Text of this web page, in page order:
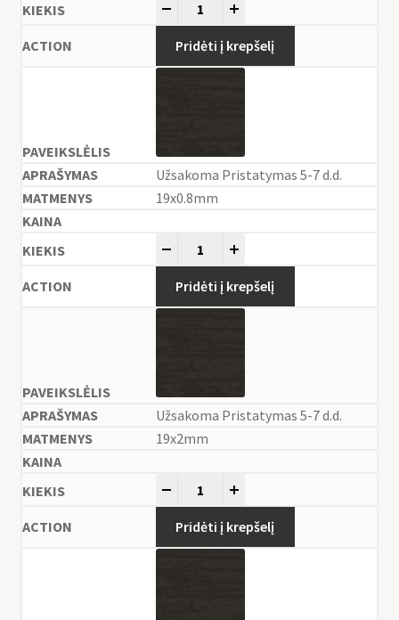
Pridėti į krepšelį
Užsakoma Pristatymas 5-7 d.d.
19x0.8mm
Pridėti į krepšelį
Užsakoma Pristatymas 5-7 d.d.
19x2mm
Pridėti į krepšelį